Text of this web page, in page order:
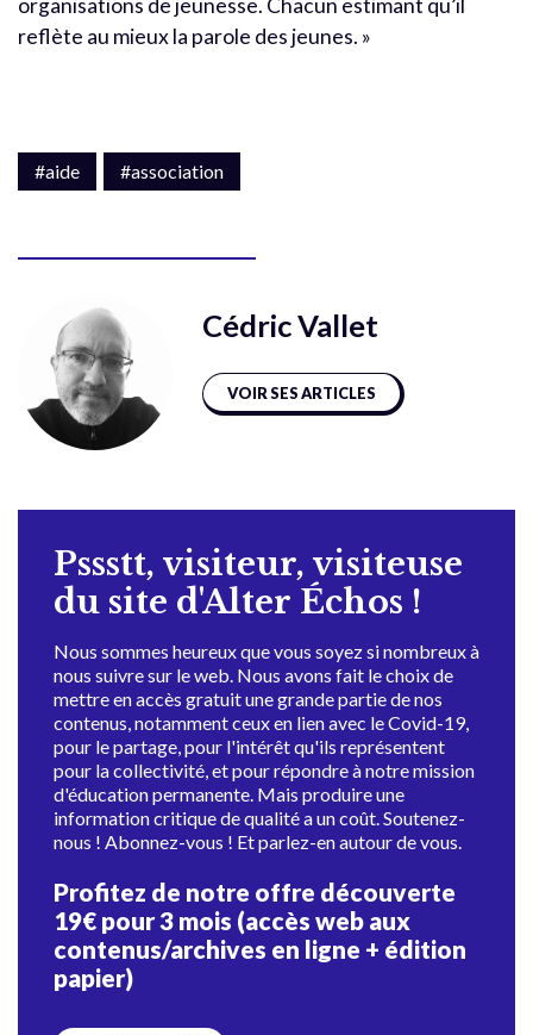
organisations de jeunesse. Chacun estimant qu’il
reflète au mieux la parole des jeunes. »
#aide #association
Cédric Vallet
VOIR SES ARTICLES
Pssstt, visiteur, visiteuse
du site d'Alter Échos !
Nous sommes heureux que vous soyez si nombreux à
nous suivre sur le web. Nous avons fait le choix de
mettre en accès gratuit une grande partie de nos
contenus, notamment ceux en lien avec le Covid-19,
pour le partage, pour l'intérêt qu'ils représentent
pour la collectivité, et pour répondre à notre mission
d'éducation permanente. Mais produire une
information critique de qualité a un coût. Soutenez-
nous ! Abonnez-vous ! Et parlez-en autour de vous.
Profitez de notre offre découverte
19€ pour 3 mois (accès web aux
contenus/archives en ligne + édition
papier)